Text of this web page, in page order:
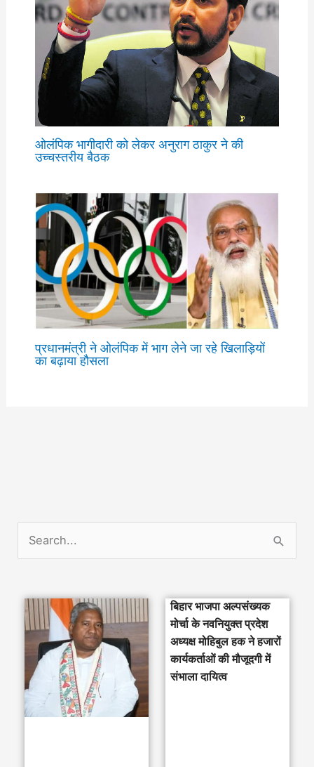
ओलंपिक भागीदारी को लेकर अनुराग ठाकुर ने की
उच्चस्तरीय बैठक
प्रधानमंत्री ने ओलंपिक में भाग लेने जा रहे खिलाड़ियों
का बढ़ाया हौसला
बिहार भाजपा अल्पसंख्यक
मोर्चा के नवनियुक्त प्रदेश
अध्यक्ष मोहिबुल हक ने हजारों
कार्यकर्ताओं की मौजूदगी में
संभाला दायित्व